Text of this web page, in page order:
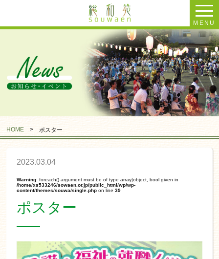
MENU
HOME > ポスター
2023.03.04
Warning: foreach() argument must be of type array|object, bool given in
/home/xs533246/sowaen.or.jp/public_html/wp/wp-
content/themes/souwa/single.php on line39
ポスター